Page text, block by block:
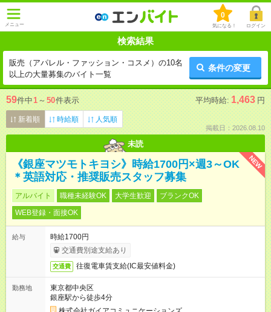
メニュー
0
気になる！ ログイン
検索結果
販売（アパレル・ファッション・コスメ）の10名
以上の大量募集のバイト一覧
条件の変更
59件中1 ～ 50件表示 平均時給: 1,463 円
新着順 時給順 人気順
掲載日：2026.08.10
未読
NEW
《銀座マツモトキヨシ》時給1700円×週3～OK
＊英語対応・推奨販売スタッフ募集
アルバイト 職種未経験OK 大学生歓迎
ブランクOK
WEB登録・面接OK
給与
時給1700円
交通費別途支給あり
交通費 往復電車賃支給(IC最安値料金)
勤務地
東京都中央区
銀座駅から徒歩4分